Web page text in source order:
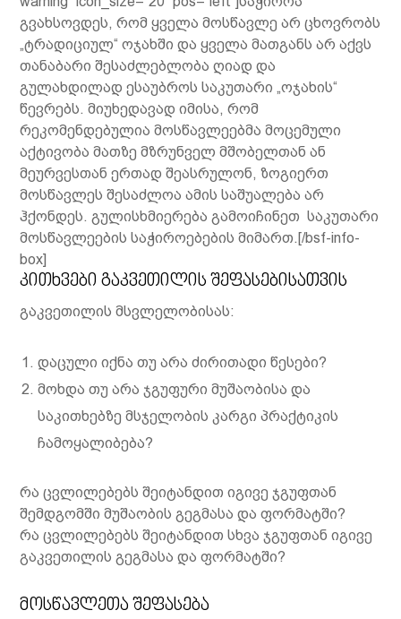
გვახსოვდეს, რომ ყველა მოსწავლე არ ცხოვრობს
„ტრადიციულ“ ოჯახში და ყველა მათგანს არ აქვს
თანაბარი შესაძლებლობა ღიად და
გულახდილად ესაუბროს საკუთარი „ოჯახის“
წევრებს. მიუხედავად იმისა, რომ
რეკომენდებულია მოსწავლეებმა მოცემული
აქტივობა მათზე მზრუნველ მშობელთან ან
მეურვესთან ერთად შეასრულონ, ზოგიერთ
მოსწავლეს შესაძლოა ამის საშუალება არ
ჰქონდეს. გულისხმიერება გამოიჩინეთ საკუთარი
მოსწავლეების საჭიროებების მიმართ.[/bsf-info-
box]
კითხვები გაკვეთილის შეფასებისათვის
გაკვეთილის მსვლელობისას:
დაცული იქნა თუ არა ძირითადი წესები?
მოხდა თუ არა ჯგუფური მუშაობისა და
საკითხებზე მსჯელობის კარგი პრაქტიკის
ჩამოყალიბება?
რა ცვლილებებს შეიტანდით იგივე ჯგუფთან
შემდგომში მუშაობის გეგმასა და ფორმატში?
რა ცვლილებებს შეიტანდით სხვა ჯგუფთან იგივე
გაკვეთილის გეგმასა და ფორმატში?
მოსწავლეთა შეფასება